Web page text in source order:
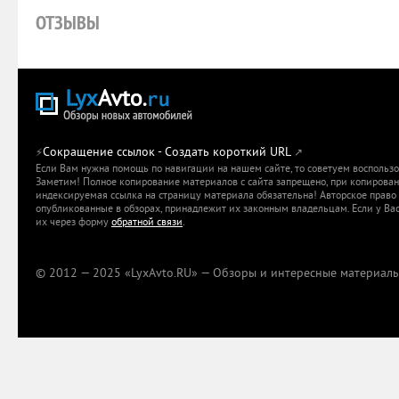
ОТЗЫВЫ
⚡Сокращение ссылок - Создать короткий URL ↗
Если Вам нужна помощь по навигации на нашем сайте, то советуем
Заметим! Полное копирование материалов с сайта запрещено, при
индексируемая ссылка на страницу материала обязательна! Авторское
опубликованные в обзорах, принадлежит их законным владельцам. Если у
их через форму обратной связи.
© 2012 — 2025 «LyxAvto.RU» — Обзоры и интересные